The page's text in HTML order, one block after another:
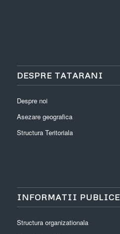
DESPRE TATARANI
Despre noi
Asezare geografica
Structura Teritoriala
INFORMATII PUBLICE
Structura organizationala